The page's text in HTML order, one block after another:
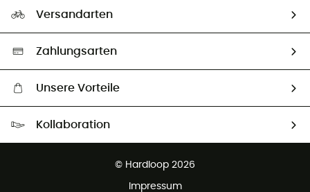
Vertrag widerrufen
Unsere Botschafter
Auswahl an nachhaltigen Produkten
Versandarten
Zahlungsarten
Unsere Vorteile
Kollaboration
© Hardloop 2026
Impressum